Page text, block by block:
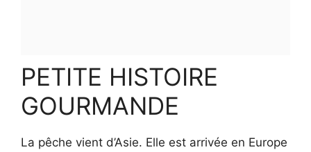
PETITE HISTOIRE
GOURMANDE
La pêche vient d’Asie. Elle est arrivée en Europe